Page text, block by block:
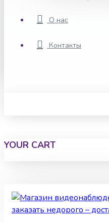
О нас
Контакты
YOUR CART